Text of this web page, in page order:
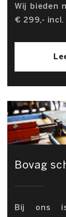
Wij bieden
€ 299,- incl.
Bovag
Bij ons is